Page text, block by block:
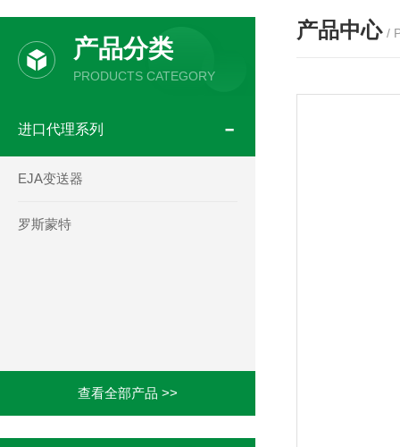
产品分类
PRODUCTS CATEGORY
进口代理系列
EJA变送器
罗斯蒙特
查看全部产品 >>
产品中心 /